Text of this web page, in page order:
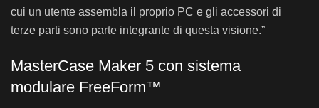
cui un utente assembla il proprio PC e gli accessori di
terze parti sono parte integrante di questa visione.”
MasterCase Maker 5 con sistema
modulare FreeForm™